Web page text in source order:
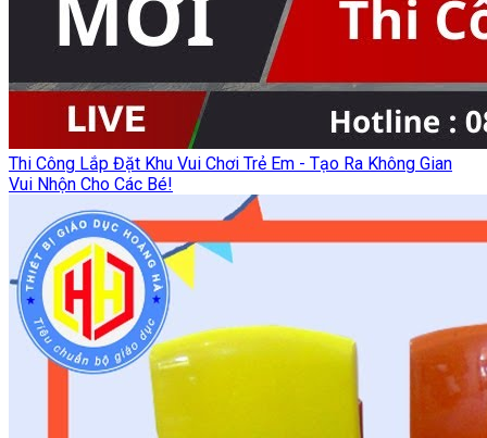
Thi Công Lắp Đặt Khu Vui Chơi Trẻ Em - Tạo Ra Không Gian
Vui Nhộn Cho Các Bé!